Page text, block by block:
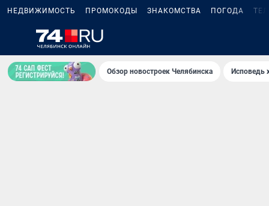
НЕДВИЖИМОСТЬ ПРОМОКОДЫ ЗНАКОМСТВА ПОГОДА
Обзор новостроек Челябинска Исповедь